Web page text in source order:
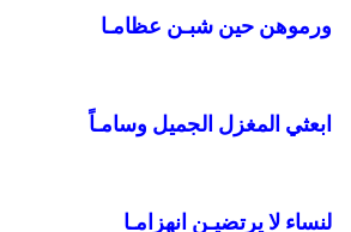
ورموهن حين شبـن عظامـا
ابعثي المغزل الجميل وسامـاً
لنساء لا يرتضيـن انهزامـا